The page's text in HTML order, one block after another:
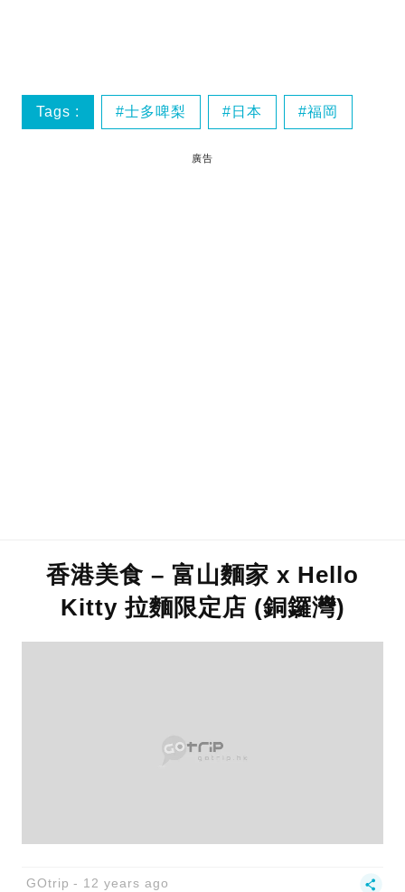
Tags : 士多啤梨 日本 福岡
廣告
香港美食 – 富山麵家 x Hello
Kitty 拉麵限定店 (銅鑼灣)
GOtrip 12 years ago